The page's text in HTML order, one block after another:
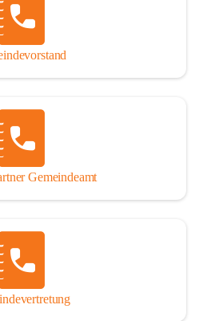
Gemeindeamt